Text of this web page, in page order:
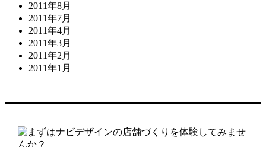
2011年8月
2011年7月
2011年4月
2011年3月
2011年2月
2011年1月